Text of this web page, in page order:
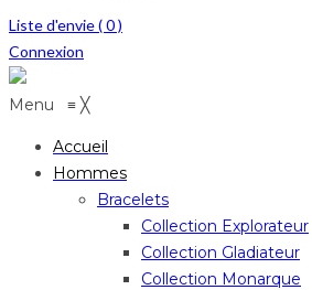
Liste d'envie (0)
Connexion
Menu ≡ ╳
Accueil
Hommes
Bracelets
Collection Explorateur
Collection Gladiateur
Collection Monarque